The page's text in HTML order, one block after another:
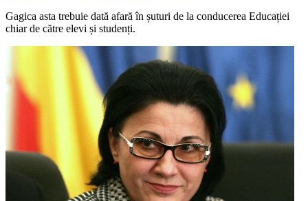
Gagica asta trebuie dată afară în șuturi de la conducerea Educației
chiar de către elevi și studenți.